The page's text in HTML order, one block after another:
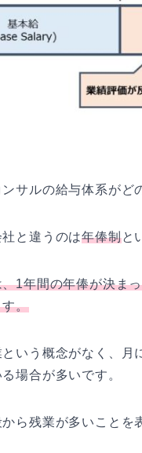
サルの給与体系がど
と違うのは年俸制と
1年間の年俸が決ま
す。
という概念がなく、
場合が多いです。
ら残業が多いこと